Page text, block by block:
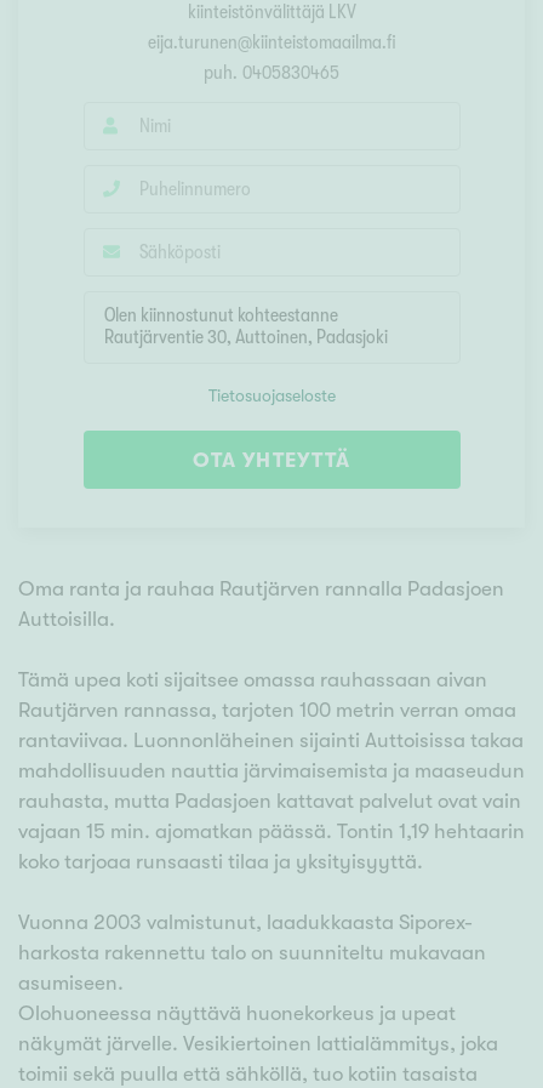
kiinteistönvälittäjä LKV
eija.turunen@kiinteistomaailma.fi
puh. 0405830465
Tietosuojaseloste
OTA YHTEYTTÄ
Oma ranta ja rauhaa Rautjärven rannalla Padasjoen
Auttoisilla.
Tämä upea koti sijaitsee omassa rauhassaan aivan
Rautjärven rannassa, tarjoten 100 metrin verran omaa
rantaviivaa. Luonnonläheinen sijainti Auttoisissa takaa
mahdollisuuden nauttia järvimaisemista ja maaseudun
rauhasta, mutta Padasjoen kattavat palvelut ovat vain
vajaan 15 min. ajomatkan päässä. Tontin 1,19 hehtaarin
koko tarjoaa runsaasti tilaa ja yksityisyyttä.
Vuonna 2003 valmistunut, laadukkaasta Siporex-
harkosta rakennettu talo on suunniteltu mukavaan
asumiseen.
Olohuoneessa näyttävä huonekorkeus ja upeat
näkymät järvelle. Vesikiertoinen lattialämmitys, joka
toimii sekä puulla että sähköllä, tuo kotiin tasaista